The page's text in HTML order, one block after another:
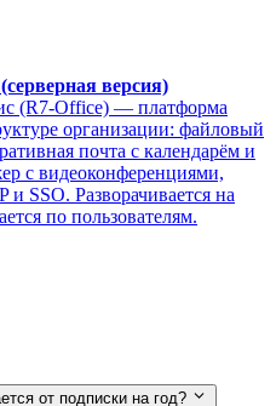
версия)
(R7-Office) — платформа
организации: файловый
почта с календарём и
с видеоконференциями,
SSO. Разворачивается на
по пользователям.
от подписки на год?